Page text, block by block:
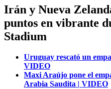
Irán y Nueva
puntos en vibrante
Stadium
Uruguay rescató un
VIDEO
Maxi Araújo pone el
Arabia Saudita | VIDEO